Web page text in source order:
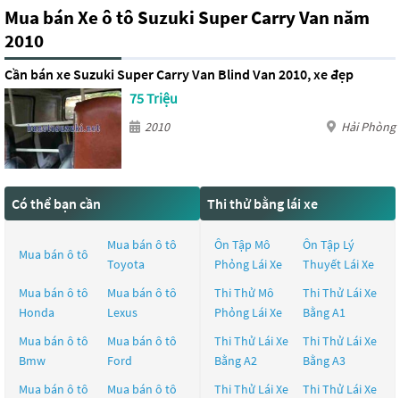
Mua bán Xe ô tô Suzuki Super Carry Van năm
2010
Cần bán xe Suzuki Super Carry Van Blind Van 2010, xe đẹp
75 Triệu
2010 Hải Phòng
Có thể bạn cần
Mua bán ô tô
Mua bán ô tô
Toyota
Mua bán ô tô
Honda
Mua bán ô tô
Lexus
Mua bán ô tô
Bmw
Mua bán ô tô
Ford
Mua bán ô tô
Mua bán ô tô
Thi thử bằng lái xe
Ôn Tập Mô
Phỏng Lái Xe
Ôn Tập Lý
Thuyết Lái Xe
Thi Thử Mô
Phỏng Lái Xe
Thi Thử Lái Xe
Bằng A1
Thi Thử Lái Xe
Bằng A2
Thi Thử Lái Xe
Bằng A3
Thi Thử Lái Xe
Thi Thử Lái Xe